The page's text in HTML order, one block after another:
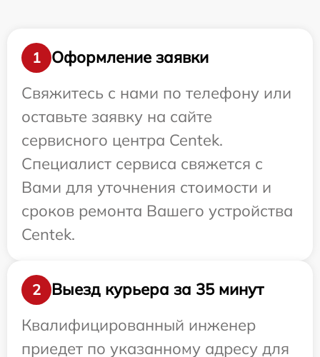
1
Оформление заявки
Свяжитесь с нами по телефону или
оставьте заявку на сайте
сервисного центра Centek.
Специалист сервиса свяжется с
Вами для уточнения стоимости и
сроков ремонта Вашего устройства
Centek.
2
Выезд курьера за 35 минут
Квалифицированный инженер
приедет по указанному адресу для